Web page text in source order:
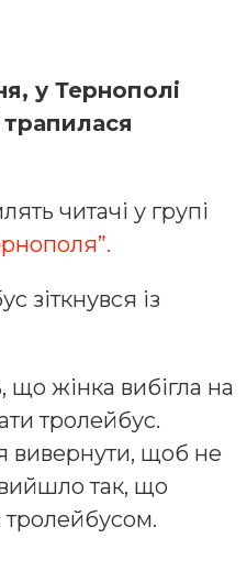
у Тернополі
читачі у групі
зіткнувся із
що жінка вибігла на
тролейбус.
вивернути, щоб не
так, що
тролейбусом.